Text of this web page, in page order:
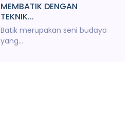
MEMBATIK DENGAN
TEKNIK...
Batik merupakan seni budaya
yang...